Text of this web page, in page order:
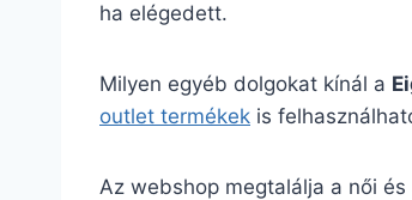
ha elégedett.
Milyen egyéb dolgokat kínál a
outlet termékek is
Az webshop megtalálja a női